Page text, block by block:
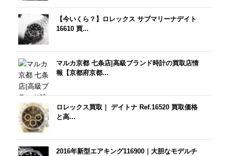
【今いくら？】ロレックス サブマリーナデイト
16610 買...
マルカ京都 七条店|高級ブランド時計の買取店情
報【京都府京都...
ロレックス買取｜ デイトナ Ref.16520 買取価格
と高...
2016年新型エアキング116900｜大胆なモデルチ